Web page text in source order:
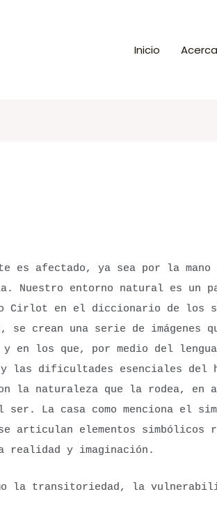
Inicio
es afectado, ya sea por la mano
Nuestro entorno natural es un
Cirlot en el diccionario de los
crean una serie de imágenes
en los que, por medio del
dificultades esenciales del
la naturaleza que la rodea, en
La casa como menciona el
articulan elementos simbólicos
realidad y imaginación.
la transitoriedad, la